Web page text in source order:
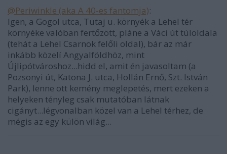
@Periwinkle (aka A 40-es fantomja):
Igen, a Gogol utca, Tutaj u. környék a Lehel tér
környéke valóban fertőzött, pláne a Váci út túloldala
(tehát a Lehel Csarnok felőli oldal), bár az már
inkább közelí Angyalföldhöz, mint
Újlipótvároshoz...hidd el, amit én javasoltam (a
Pozsonyi út, Katona J. utca, Hollán Ernő, Szt. István
Park), lenne ott kemény meglepetés, mert ezeken a
helyeken tényleg csak mutatóban látnak
cigányt...légvonalban közel van a Lehel térhez, de
mégis az egy külön világ...